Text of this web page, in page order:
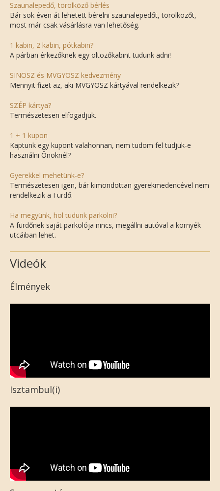
Szaunalepedő, törölköző bérlés
Bár sok éven át lehetett bérelni szaunalepedőt, törölközőt,
most már csak vásárlásra van lehetőség.
1 kabin, 2 kabin, pótkabin?
A párban érkezőknek egy öltözőkabint tudunk adni!
SINOSZ és MVGYOSZ kedvezmény
Mennyit fizet az, aki MVGYOSZ kártyával rendelkezik?
SZÉP kártya?
Természetesen elfogadjuk.
1 + 1 kupon
Kaptunk egy kupont valahonnan, nem tudom fel tudjuk-e
használni Önöknél?
Gyerekkel mehetünk-e?
Természetesen igen, bár kimondottan gyerekmedencével nem
rendelkezik a Fürdő.
Ha megyünk, hol tudunk parkolni?
A fürdőnek saját parkolója nincs, megállni autóval a környék
utcáiban lehet.
Videók
Élmények
Isztambul(i)